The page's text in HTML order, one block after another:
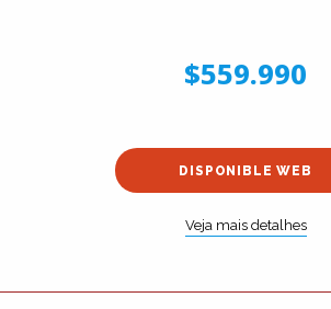
$559.990
DISPONIBLE WEB
Veja mais detalhes